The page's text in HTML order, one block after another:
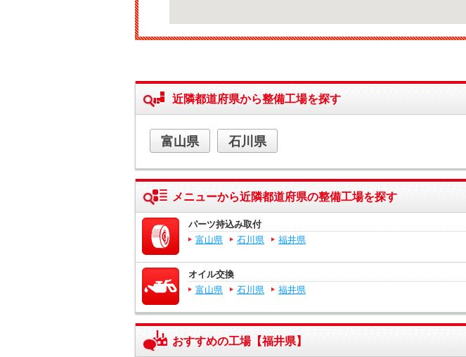
近隣都道府県から整備工場を探す
富山県 石川県
メニューから近隣都道府県の整備工場を探す
パーツ持込み取付
富山県
石川県 福井県
オイル交換
富山県
石川県 福井県
おすすめの工場【福井県】